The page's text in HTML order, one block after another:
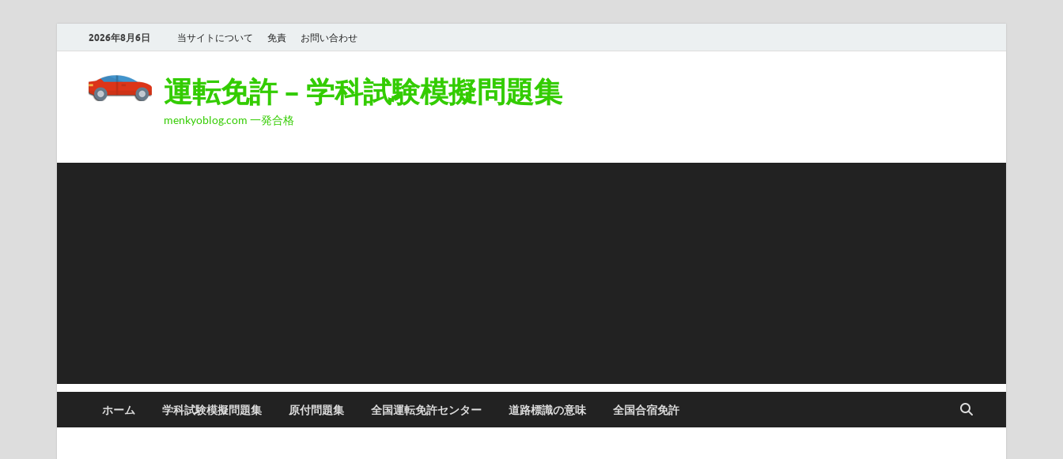
2026年8月6日 当サイトについて 免責 お問い合わせ
運転免許 – 学科試験模擬問題集
menkyoblog.com 一発合格
ホーム 学科試験模擬問題集 原付問題集 全国運転免許センター 道路標識の意味 全国合宿免許